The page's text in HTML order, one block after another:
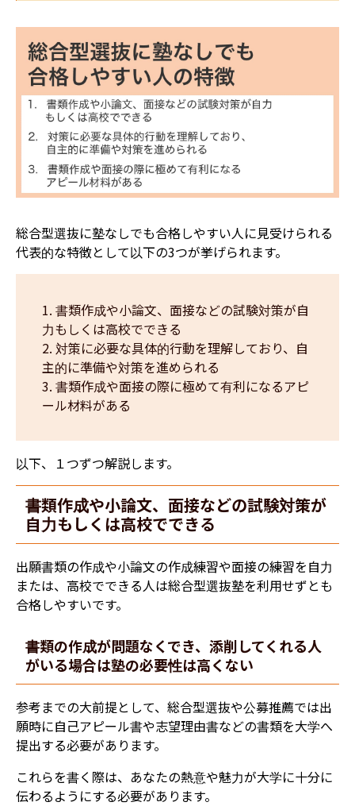
総合型選抜に塾なしでも合格しやすい人に見受けられる
代表的な特徴として以下の3つが挙げられます。
書類作成や小論文、面接などの試験対策が自
力もしくは高校でできる
対策に必要な具体的行動を理解しており、自
主的に準備や対策を進められる
書類作成や面接の際に極めて有利になるアピ
ール材料がある
以下、１つずつ解説します。
書類作成や小論文、面接などの試験対策が
自力もしくは高校でできる
出願書類の作成や小論文の作成練習や面接の練習を自力
または、高校でできる人は総合型選抜塾を利用せずとも
合格しやすいです。
書類の作成が問題なくでき、添削してくれる人
がいる場合は塾の必要性は高くない
参考までの大前提として、総合型選抜や公募推薦では出
願時に自己アピール書や志望理由書などの書類を大学へ
提出する必要があります。
これらを書く際は、あなたの熱意や魅力が大学に十分に
伝わるようにする必要があります。